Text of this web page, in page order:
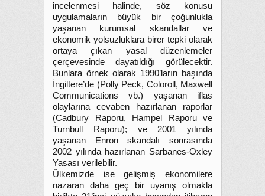
incelenmesi halinde, söz konusu
uygulamaların büyük bir çoğunlukla
yaşanan kurumsal skandallar ve
ekonomik yolsuzluklara birer tepki olarak
ortaya çıkan yasal düzenlemeler
çerçevesinde dayatıldığı görülecektir.
Bunlara örnek olarak 1990’ların başında
İngiltere’de (Polly Peck, Coloroll, Maxwell
Communications vb.) yaşanan iflas
olaylarına cevaben hazırlanan raporlar
(Cadbury Raporu, Hampel Raporu ve
Turnbull Raporu); ve 2001 yılında
yaşanan Enron skandalı sonrasında
2002 yılında hazırlanan Sarbanes-Oxley
Yasası verilebilir.
Ülkemizde ise gelişmiş ekonomilere
nazaran daha geç bir uyanış olmakla